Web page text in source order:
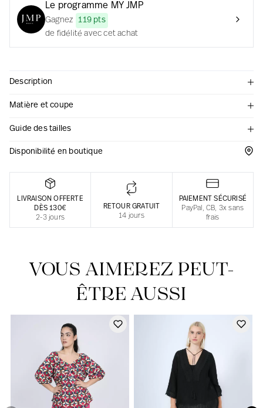
Notre actualité dans le journal
Le programme MY JMP
Gagnez
119 pts
de fidélité avec cet achat
Description
Matière et coupe
Guide des tailles
Disponibilité en boutique
LIVRAISON OFFERTE
DÈS 130€
2-3 jours
RETOUR GRATUIT
14 jours
PAIEMENT SÉCURISÉ
PayPal, CB, 3x sans
frais
VOUS AIMEREZ PEUT-
ÊTRE AUSSI